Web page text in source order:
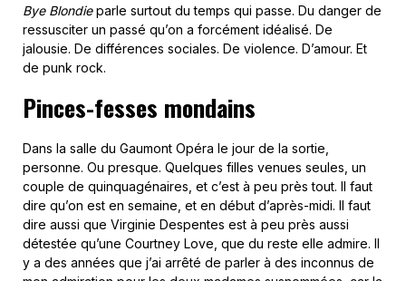
Bye Blondieparle surtout du temps qui passe. Du danger de
ressusciter un passé qu’on a forcément idéalisé. De
jalousie. De différences sociales. De violence. D’amour. Et
de punk rock.
Pinces-fesses mondains
Dans la salle du Gaumont Opéra le jour de la sortie,
personne. Ou presque. Quelques filles venues seules, un
couple de quinquagénaires, et c’est à peu près tout. Il faut
dire qu’on est en semaine, et en début d’après-midi. Il faut
dire aussi que Virginie Despentes est à peu près aussi
détestée qu’une Courtney Love, que du reste elle admire. Il
y a des années que j’ai arrêté de parler à des inconnus de